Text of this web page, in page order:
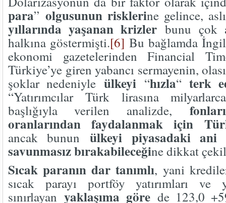
para” olgusunun risklerine gelince,
yıllarında yaşanan krizler bunu çok
halkına göstermişti.[6] Bu bağlamda
ekonomi gazetelerinden Financial
Türkiye’ye giren yabancı sermayenin,
şoklar nedeniyle ülkeyi “hızla“terk
“Yatırımcılar Türk lirasına
başlığıyla verilen analizde,
oranlarından faydalanmak için
ancak bununülkeyi piyasadaki ani
savunmasız bırakabileceğine dikkat
Sıcak paranın dar tanımlı, yani
sıcak parayı portföy yatırımları ve
sınırlayanyaklaşıma görede 123,0